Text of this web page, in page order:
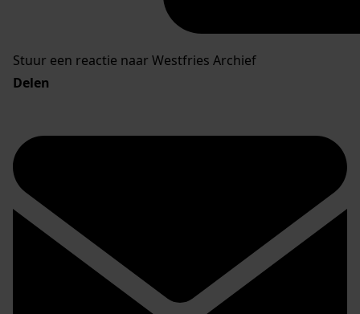
Stuur een reactie naar Westfries Archief
Delen